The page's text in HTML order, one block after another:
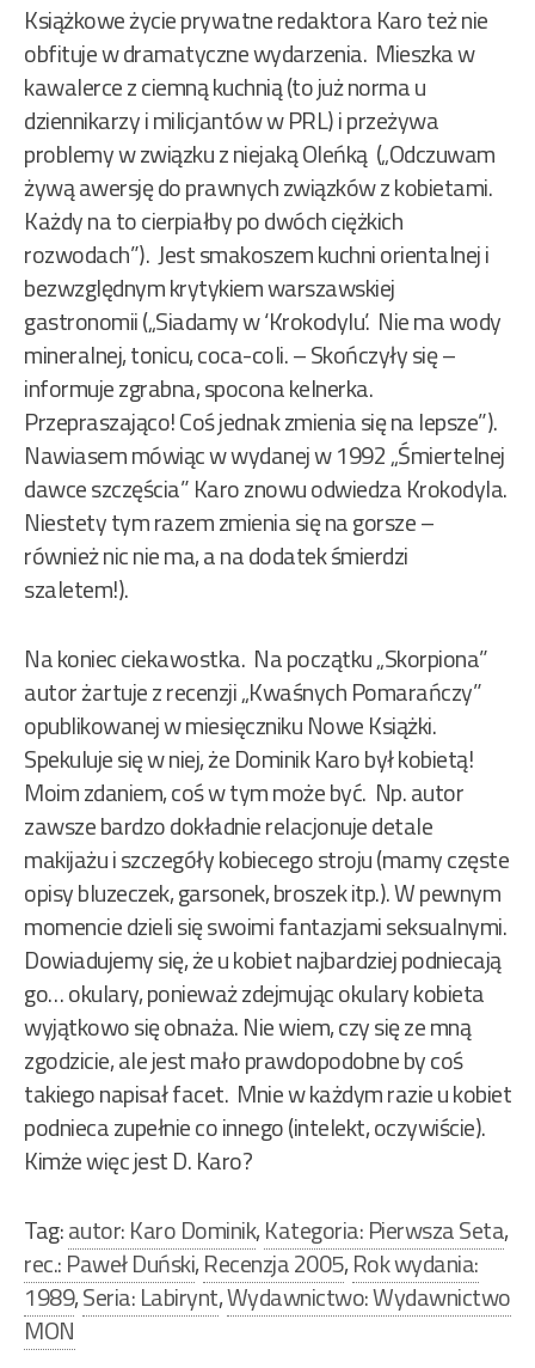
Książkowe życie prywatne redaktora Karo też nie
obfituje w dramatyczne wydarzenia. Mieszka w
kawalerce z ciemną kuchnią (to już norma u
dziennikarzy i milicjantów w PRL) i przeżywa
problemy w związku z niejaką Oleńką („Odczuwam
żywą awersję do prawnych związków z kobietami.
Każdy na to cierpiałby po dwóch ciężkich
rozwodach”). Jest smakoszem kuchni orientalnej i
bezwzględnym krytykiem warszawskiej
gastronomii („Siadamy w ‘Krokodylu’. Nie ma wody
mineralnej, tonicu, coca-coli. – Skończyły się –
informuje zgrabna, spocona kelnerka.
Przepraszająco! Coś jednak zmienia się na lepsze”).
Nawiasem mówiąc w wydanej w 1992 „Śmiertelnej
dawce szczęścia” Karo znowu odwiedza Krokodyla.
Niestety tym razem zmienia się na gorsze –
również nic nie ma, a na dodatek śmierdzi
szaletem!).
Na koniec ciekawostka. Na początku „Skorpiona”
autor żartuje z recenzji „Kwaśnych Pomarańczy”
opublikowanej w miesięczniku Nowe Książki.
Spekuluje się w niej, że Dominik Karo był kobietą!
Moim zdaniem, coś w tym może być. Np. autor
zawsze bardzo dokładnie relacjonuje detale
makijażu i szczegóły kobiecego stroju (mamy częste
opisy bluzeczek, garsonek, broszek itp.). W pewnym
momencie dzieli się swoimi fantazjami seksualnymi.
Dowiadujemy się, że u kobiet najbardziej podniecają
go… okulary, ponieważ zdejmując okulary kobieta
wyjątkowo się obnaża. Nie wiem, czy się ze mną
zgodzicie, ale jest mało prawdopodobne by coś
takiego napisał facet. Mnie w każdym razie u kobiet
podnieca zupełnie co innego (intelekt, oczywiście).
Kimże więc jest D. Karo?
Tag:autor: Karo Dominik,Kategoria: Pierwsza Seta,
rec.: Paweł Duński,Recenzja 2005,Rok wydania:
1989,Seria: Labirynt,Wydawnictwo: Wydawnictwo
MON